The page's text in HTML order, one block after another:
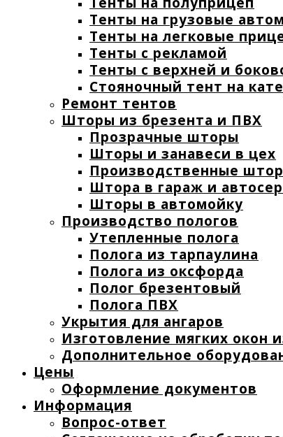
Тенты на грузовые
Тенты на легковые
Тенты с рекламой
Тенты с верхней и
Стояночный тент на
Ремонт тентов
Шторы из брезента и ПВХ
Прозрачные шторы
Шторы и занавеси в цех
Производственные
Штора в гараж и
Шторы в автомойку
Производство пологов
Утепленные полога
Полога из тарпаулина
Полога из оксфорда
Полог брезентовый
Полога ПВХ
Укрытия для ангаров
Изготовление мягких окон
Дополнительное
Цены
Оформление документов
Информация
Вопрос-ответ